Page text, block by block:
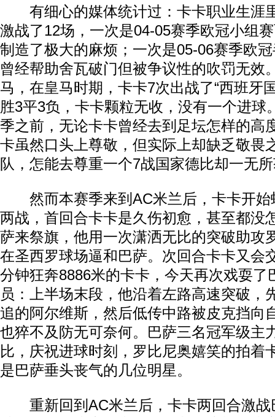
有细心的媒体统计过：卡卡职业生涯
激战了12场，一次是04-05赛季欧冠小组
制造了极大的麻烦；一次是05-06赛季欧
曾经帮助舍瓦破门但被争议性的吹罚无效
马，在皇马时期，卡卡7次出战了“西班牙
胜3平3负，卡卡颗粒无收，没有一个进球
季之前，无论卡卡曾经去到足坛怎样的高
卡虽然口头上尊敬，但实际上却缺乏敬畏
队，怎能去尊重一个7战国家德比却一无
然而本赛季来到AC米兰后，卡卡开始
两战，首回合卡卡是久伤初愈，甚至都没
萨来祭旗，他用一次潇洒无比的突破助攻
在圣西罗球场逼和巴萨。次回合卡卡又会
分钟狂奔8886米的卡卡，今天再次戏耍了
员：上半场末段，他沿着左路高速突破，
追的阿尔维斯，然后低传中路被皮克挡向
也猝不及防无可奈何。巴萨三名冠军级主
比，庆祝进球时刻，罗比尼奥嬉笑的拍着
是巴萨垂头丧气的几位明星。
重新回到AC米兰后，卡卡两回合激战